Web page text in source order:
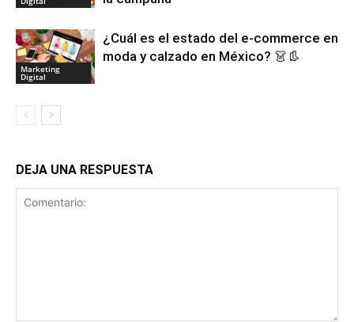
Marketing
Digital
¿Cuál es el estado del e-commerce en
moda y calzado en México? 👗👢
DEJA UNA RESPUESTA